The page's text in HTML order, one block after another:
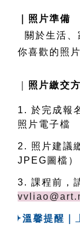
｜照片準備
關於生活、
你喜歡的照片
照片繳交
1. 於完成報
照片電子檔
2. 照片建議
JPEG圖檔）
3. 課程前，
✦溫馨提醒｜